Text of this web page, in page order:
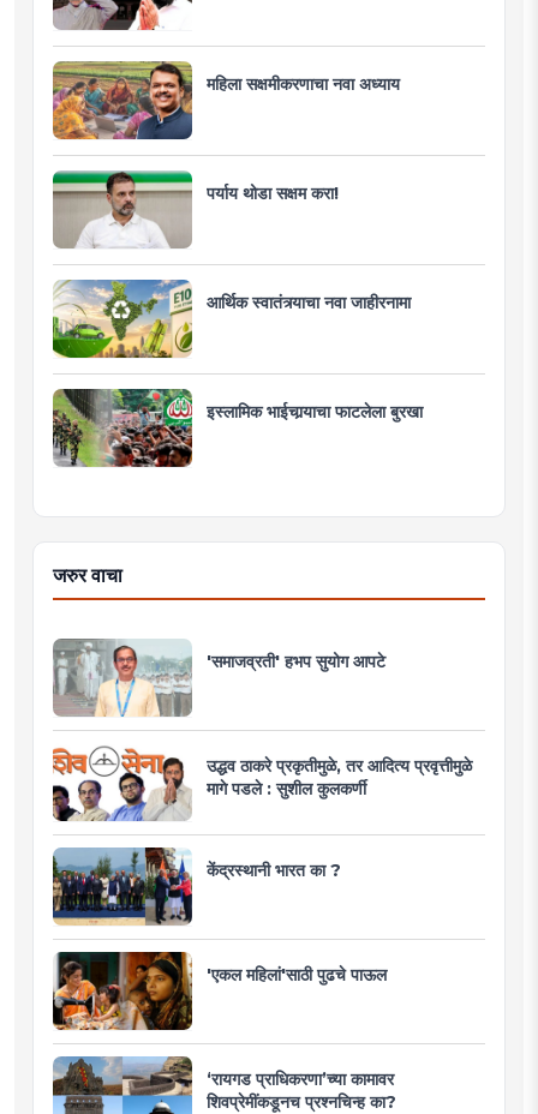
महिला सक्षमीकरणाचा नवा अध्याय
पर्याय थोडा सक्षम करा!
आर्थिक स्वातंत्र्याचा नवा जाहीरनामा
इस्लामिक भाईचार्‍याचा फाटलेला बुरखा
जरुर वाचा
'समाजव्रती' हभप सुयोग आपटे
उद्धव ठाकरे प्रकृतीमुळे, तर आदित्य प्रवृत्तीमुळे
मागे पडले : सुशील कुलकर्णी
केंद्रस्थानी भारत का ?
'एकल महिलां'साठी पुढचे पाऊल
‘रायगड प्राधिकरणा’च्या कामावर
शिवप्रेमींकडूनच प्रश्नचिन्ह का?